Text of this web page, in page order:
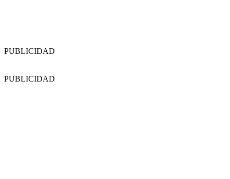
PUBLICIDAD
PUBLICIDAD